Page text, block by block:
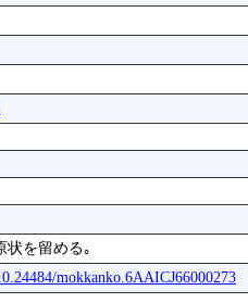
状を留める｡
mokkanko.6AAICJ66000273